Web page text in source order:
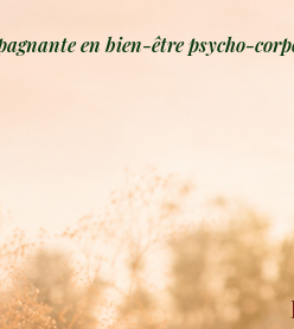
en bien-être psycho-